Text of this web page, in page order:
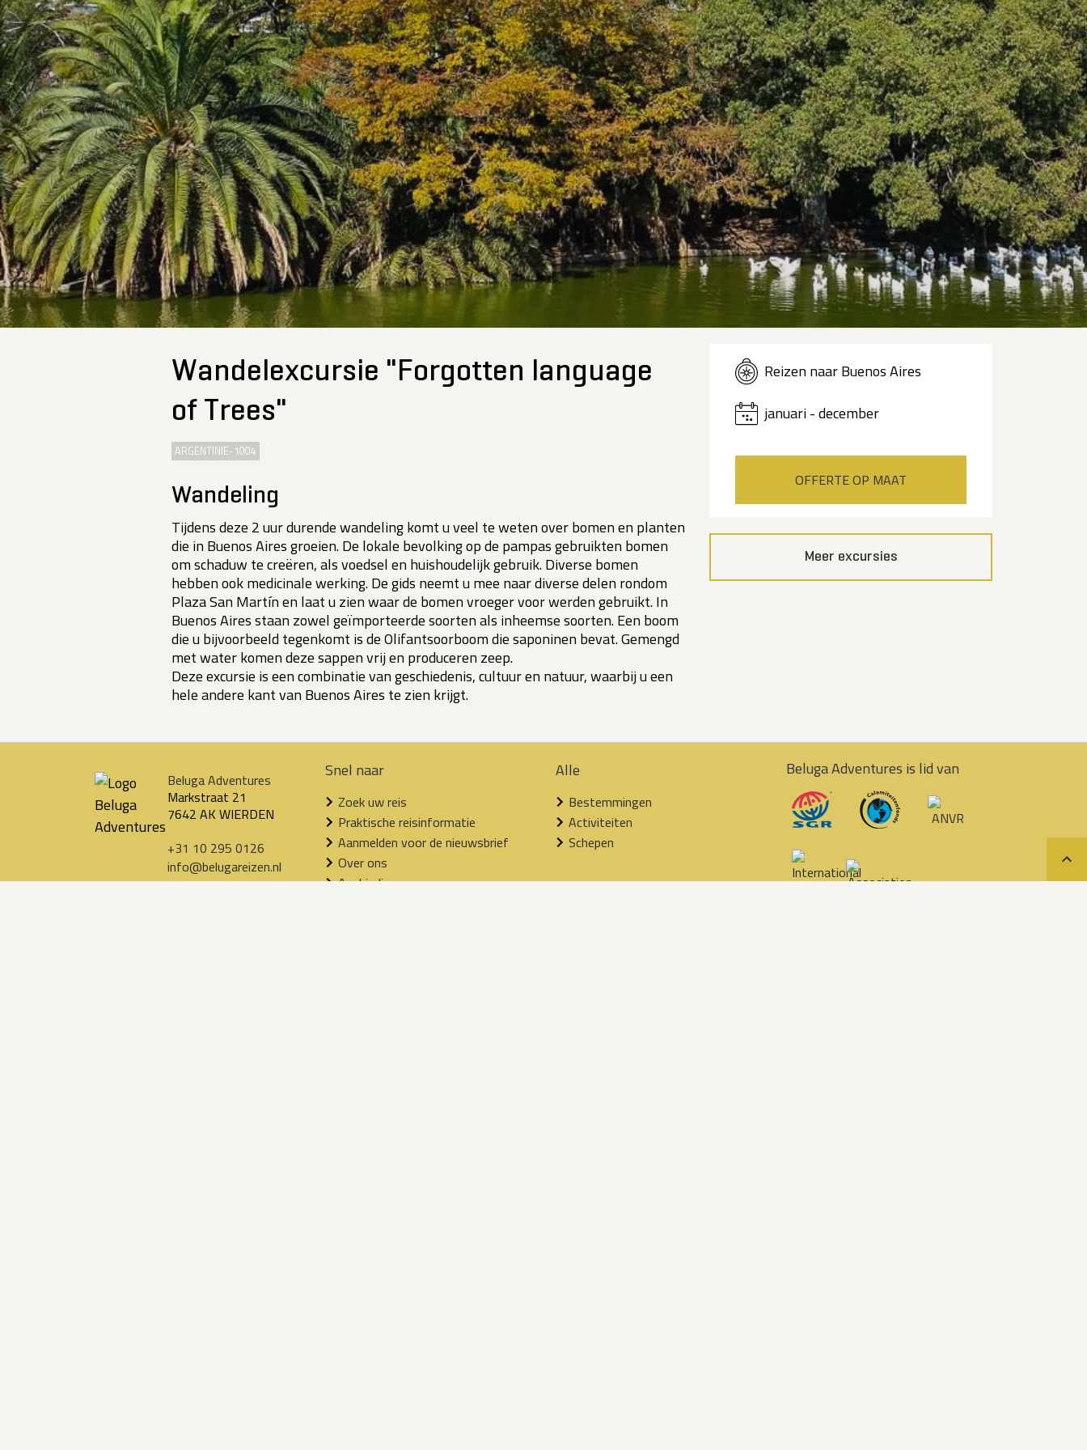
Wandelexcursie "Forgotten language
of Trees"
ARGENTINIE-1004
Wandeling
Tijdens deze 2 uur durende wandeling komt u veel te weten over bomen en planten
die in Buenos Aires groeien. De lokale bevolking op de pampas gebruikten bomen
om schaduw te creëren, als voedsel en huishoudelijk gebruik. Diverse bomen
hebben ook medicinale werking. De gids neemt u mee naar diverse delen rondom
Plaza San Martín en laat u zien waar de bomen vroeger voor werden gebruikt. In
Buenos Aires staan zowel geïmporteerde soorten als inheemse soorten. Een boom
die u bijvoorbeeld tegenkomt is de Olifantsoorboom die saponinen bevat. Gemengd
met water komen deze sappen vrij en produceren zeep.
Deze excursie is een combinatie van geschiedenis, cultuur en natuur, waarbij u een
hele andere kant van Buenos Aires te zien krijgt.
Reizen naar Buenos Aires
januari - december
OFFERTE OP MAAT
Meer excursies
Beluga Adventures
Markstraat 21
7642 AK WIERDEN
+31 10 295 0126
info@belugareizen.nl
Snel naar
Zoek uw reis
Praktische reisinformatie
Aanmelden voor de nieuwsbrief
Over ons
Aanbiedingen
Alle
Bestemmingen
Activiteiten
Schepen
Beluga Adventures is lid van